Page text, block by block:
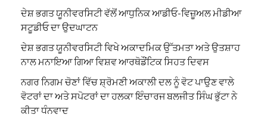
ਦੇਸ਼ ਭਗਤ ਯੂਨੀਵਰਸਿਟੀ ਵੱਲੋਂ ਆਧੁਨਿਕ ਆਡੀਓ-ਵਿਜ਼ੂਅਲ ਮੀਡੀਆ
ਸਟੂਡੀਓ ਦਾ ਉਦਘਾਟਨ
ਦੇਸ਼ ਭਗਤ ਯੂਨੀਵਰਸਿਟੀ ਵਿਖੇ ਅਕਾਦਮਿਕ ਉੱਤਮਤਾ ਅਤੇ ਉਤਸ਼ਾਹ
ਨਾਲ ਮਨਾਇਆ ਗਿਆ ਵਿਸ਼ਵ ਆਰਥੋਡੌਂਟਿਕ ਸਿਹਤ ਦਿਵਸ
ਨਗਰ ਨਿਗਮ ਚੋਣਾਂ ਵਿੱਚ ਸ਼੍ਰੋਮਣੀ ਅਕਾਲੀ ਦਲ ਨੂੰ ਵੋਟ ਪਾਉਣ ਵਾਲੇ
ਵੋਟਰਾਂ ਦਾ ਅਤੇ ਸਪੋਟਰਾਂ ਦਾ ਹਲਕਾ ਇੰਚਾਰਜ ਬਲਜੀਤ ਸਿੰਘ ਭੁੱਟਾ ਨੇ
ਕੀਤਾ ਧੰਨਵਾਦ